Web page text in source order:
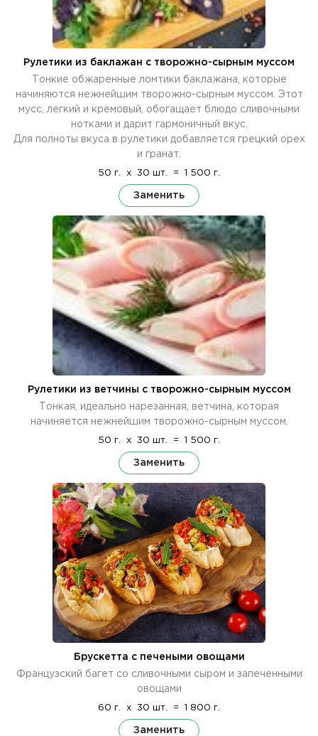
Рулетики из баклажан с творожно-сырным муссом
Тонкие обжаренные ломтики баклажана, которые
начиняются нежнейшим творожно-сырным муссом. Этот
мусс, легкий и кремовый, обогащает блюдо сливочными
нотками и дарит гармоничный вкус.
Для полноты вкуса в рулетики добавляется грецкий орех
и гранат.
50 г. x 30 шт. = 1 500 г.
Заменить
Рулетики из ветчины с творожно-сырным муссом
Тонкая, идеально нарезанная, ветчина, которая
начиняется нежнейшим творожно-сырным муссом.
50 г. x 30 шт. = 1 500 г.
Заменить
Брускетта с печеными овощами
Французский багет со сливочными сыром и запеченными
овощами
60 г. x 30 шт. = 1 800 г.
Заменить